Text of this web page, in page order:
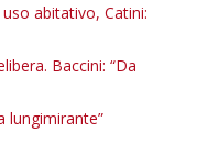
abitativo, Catini:
Baccini: “Da
lungimirante”